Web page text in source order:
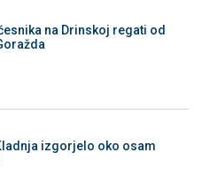
na Drinskoj regati od
izgorjelo oko osam